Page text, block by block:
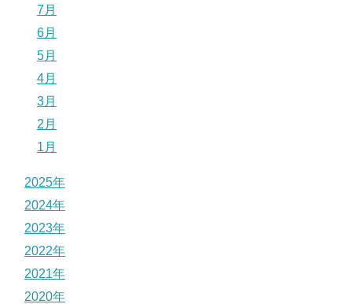
7月
6月
5月
4月
3月
2月
1月
2025年
2024年
2023年
2022年
2021年
2020年